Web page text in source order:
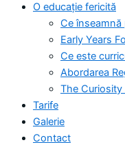
O educație fericită
Ce înseamnă
Early Years
Ce este
Abordarea
The
Tarife
Galerie
Contact